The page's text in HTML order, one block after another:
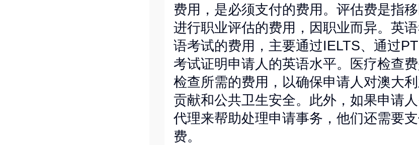
费用，是必须支付的费用。评估费是指
进行职业评估的费用，因职业而异。英
语考试的费用，主要通过IELTS、通过
考试证明申请人的英语水平。医疗检查
检查所需的费用，以确保申请人对澳大
贡献和公共卫生安全。此外，如果申请
代理来帮助处理申请事务，他们还需要
费。